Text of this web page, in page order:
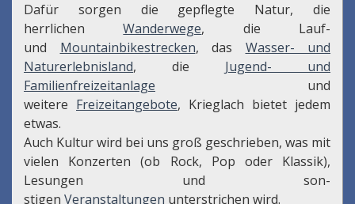
Dafür sorgen die gepflegte Natur, die
herrlichenWanderwege, die Lauf-
und Mountainbikestrecken, das Wasser- und
Naturerlebnisland, die Jugend- und
Familienfreizeitanlage und
weitere Freizeitangebote, Krieglach bietet jedem
etwas.
Auch Kultur wird bei uns groß geschrieben, was mit
vielen Konzerten (ob Rock, Pop oder Klassik),
Lesungen und son-
stigen Veranstaltungen unterstrichen wird.